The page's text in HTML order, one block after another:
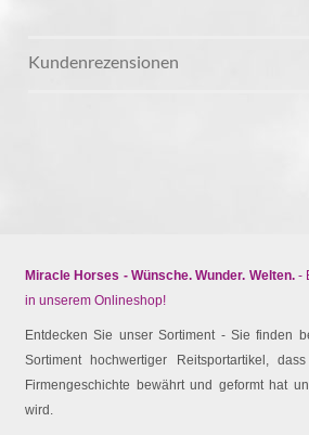
Kundenrezensionen
Miracle Horses - Wünsche. Wunder. Welten.-
in unserem Onlineshop!
Entdecken Sie unser Sortiment - Sie finden
Sortiment hochwertiger Reitsportartikel,
Firmengeschichte bewährt und geformt hat
wird.